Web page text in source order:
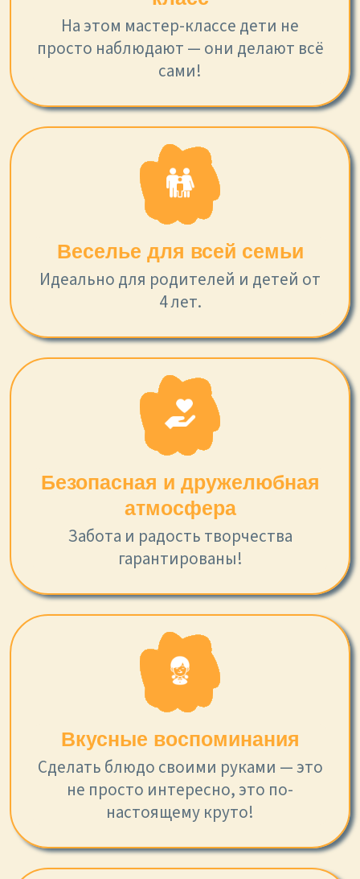
На этом мастер-классе дети не
просто наблюдают — они делают всё
сами!
Веселье для всей семьи
Идеально для родителей и детей от
4 лет.
Безопасная и дружелюбная
атмосфера
Забота и радость творчества
гарантированы!
Вкусные воспоминания
Сделать блюдо своими руками — это
не просто интересно, это по-
настоящему круто!